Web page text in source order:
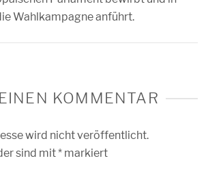
Wahlkampagne anführt.
KOMMENTAR
wird nicht veröffentlicht.
sind mit* markiert